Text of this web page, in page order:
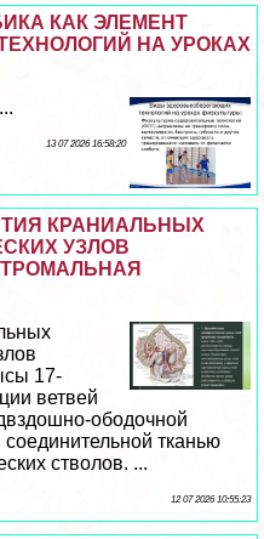
КАК ЭЛЕМЕНТ
НА УРОКАХ
13 07 2026 16:58:20
КРАНИАЛЬНЫХ
УЗЛОВ
17-
ветвей
ободочной
тканью
стволов. ...
12 07 2026 10:55:23